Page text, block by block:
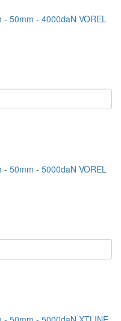
50mm - 4000daN VOREL
50mm - 5000daN VOREL